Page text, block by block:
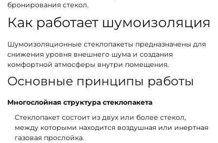
бронирования стекол.
Как работает шумоизоляция
Шумоизоляционные стеклопакеты предназначены для
снижения уровня внешнего шума и создания
комфортной атмосферы внутри помещения.
Основные принципы работы
Многослойная структура стеклопакета
Стеклопакет состоит из двух или более стекол,
между которыми находится воздушная или инертная
газовая прослойка.